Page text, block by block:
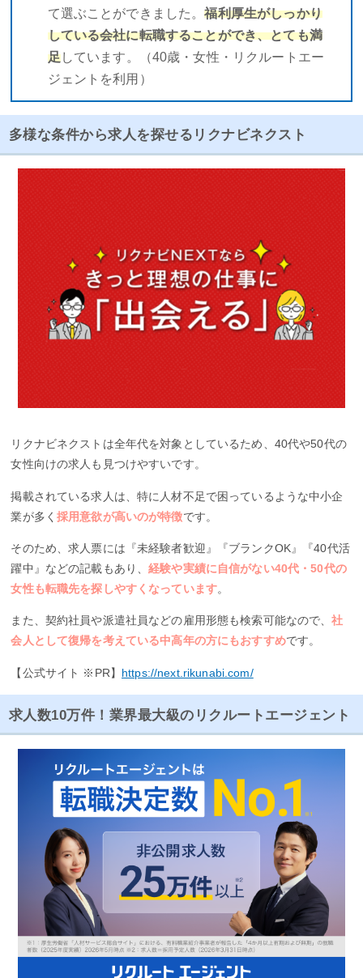
て選ぶことができました。福利厚生がしっかり
している会社に転職することができ、とても満
足しています。（40歳・女性・リクルートエー
ジェントを利用）
多様な条件から求人を探せるリクナビネクスト
リクナビネクストは全年代を対象としているため、40代や50代の
女性向けの求人も見つけやすいです。
掲載されている求人は、特に人材不足で困っているような中小企
業が多く採用意欲が高いのが特徴です。
そのため、求人票には『未経験者歓迎』『ブランクOK』『40代活
躍中』などの記載もあり、経験や実績に自信がない40代・50代の
女性も転職先を探しやすくなっています。
また、契約社員や派遣社員などの雇用形態も検索可能なので、社
会人として復帰を考えている中高年の方にもおすすめです。
【公式サイト ※PR】 https://next.rikunabi.com/
求人数10万件！業界最大級のリクルートエージェント